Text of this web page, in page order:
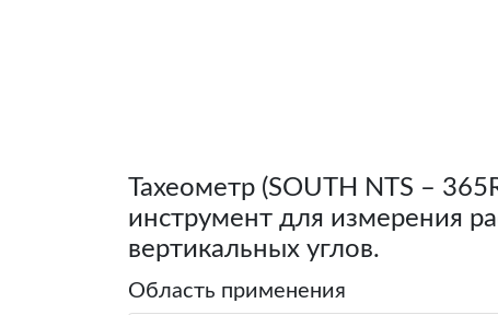
Тахеометр (SOUTH NTS –
инструмент для измерения
вертикальных углов.
Область применения